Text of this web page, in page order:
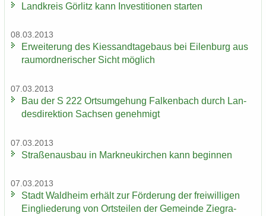
Land­kreis Gör­litz kann In­ves­ti­tio­nen star­ten
08.03.2013
Er­wei­te­rung des Kies­sand­ta­ge­baus bei Ei­len­burg aus
raum­ord­ne­ri­scher Sicht mög­lich
07.03.2013
Bau der S 222 Orts­um­ge­hung Fal­ken­bach durch Lan­
des­di­rek­ti­on Sach­sen ge­neh­migt
07.03.2013
Stra­ßen­aus­bau in Mark­neu­kir­chen kann be­gin­nen
07.03.2013
Stadt Wald­heim er­hält zur För­de­rung der frei­wil­li­gen
Ein­glie­de­rung von Orts­tei­len der Ge­mein­de Ziegra-​